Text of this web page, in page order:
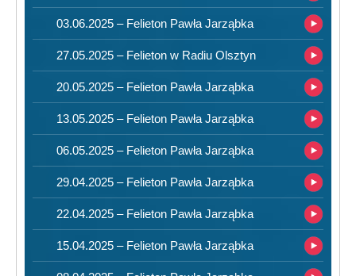
03.06.2025 – Felieton Pawła Jarząbka
27.05.2025 – Felieton w Radiu Olsztyn
20.05.2025 – Felieton Pawła Jarząbka
13.05.2025 – Felieton Pawła Jarząbka
06.05.2025 – Felieton Pawła Jarząbka
29.04.2025 – Felieton Pawła Jarząbka
22.04.2025 – Felieton Pawła Jarząbka
15.04.2025 – Felieton Pawła Jarząbka